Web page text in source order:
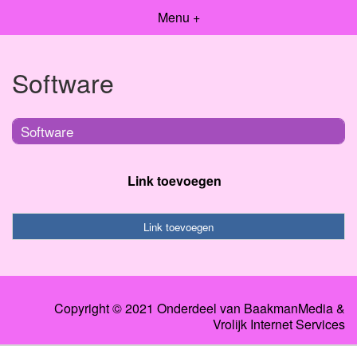
Menu +
Software
Software
Link toevoegen
Link toevoegen
Copyright © 2021 Onderdeel van BaakmanMedia&
Vrolijk Internet Services